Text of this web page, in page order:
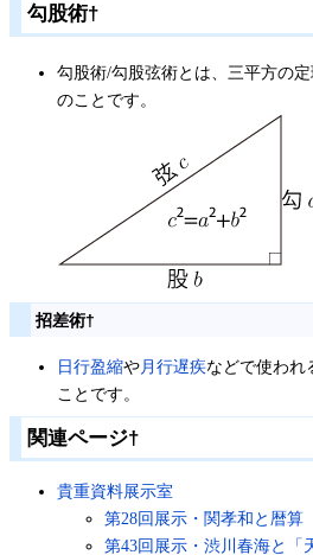
勾股術†
勾股術/勾股弦術とは、三平方の
のことです。
招差術†
日行盈縮や月行遅疾などで使われ
ことです。
関連ページ†
貴重資料展示室
第28回展示・関孝和と暦算
第43回展示・渋川春海と「